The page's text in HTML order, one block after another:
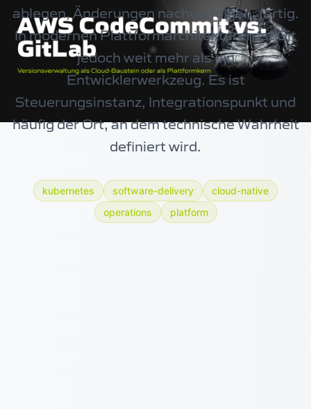
ablegen, Änderungen nachverfolgen, fertig.
In modernen Plattformarchitekturen ist Git
jedoch weit mehr als ein
Entwicklerwerkzeug. Es ist
Steuerungsinstanz, Integrationspunkt und
häufig der Ort, an dem technische Wahrheit
definiert wird.
kubernetes software-delivery
cloud-native
operations
platform